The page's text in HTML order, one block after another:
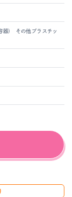
器) その他プラスチッ